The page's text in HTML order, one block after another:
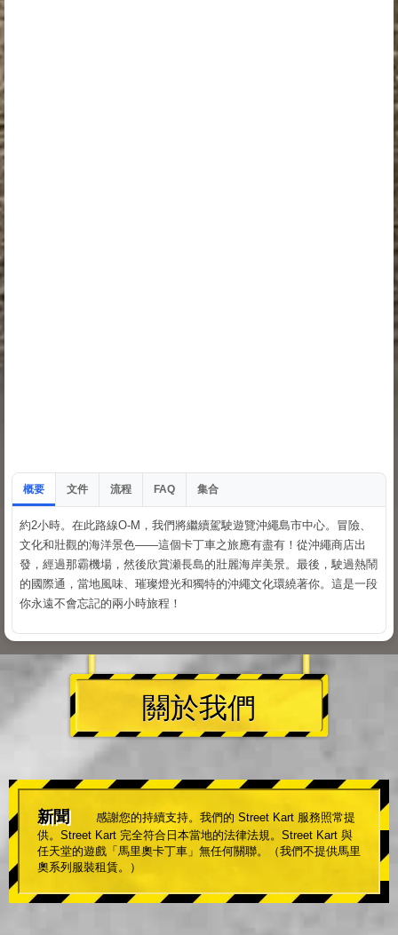
概要 文件 流程 FAQ 集合
約2小時。在此路線O-M，我們將繼續駕駛遊覽沖繩島市中心。冒險、
文化和壯觀的海洋景色——這個卡丁車之旅應有盡有！從沖繩商店出
發，經過那霸機場，然後欣賞瀬長島的壯麗海岸美景。最後，駛過熱鬧
的國際通，當地風味、璀璨燈光和獨特的沖繩文化環繞著你。這是一段
你永遠不會忘記的兩小時旅程！
關於我們
新聞
感謝您的持續支持。我們的 Street Kart 服務照常提
供。Street Kart 完全符合日本當地的法律法規。Street Kart 與
任天堂的遊戲「馬里奧卡丁車」無任何關聯。（我們不提供馬里
奧系列服裝租賃。）